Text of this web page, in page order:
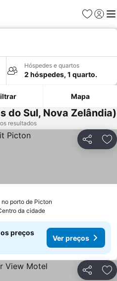
Favoritos
Iniciar
Hóspedes e quartos
2 hóspedes, 1 quarto.
Mapa
do Sul, Nova Zelândia)
resultados
Partilhar
porto de Picton
da cidade
preços
Ver preços
Partilhar